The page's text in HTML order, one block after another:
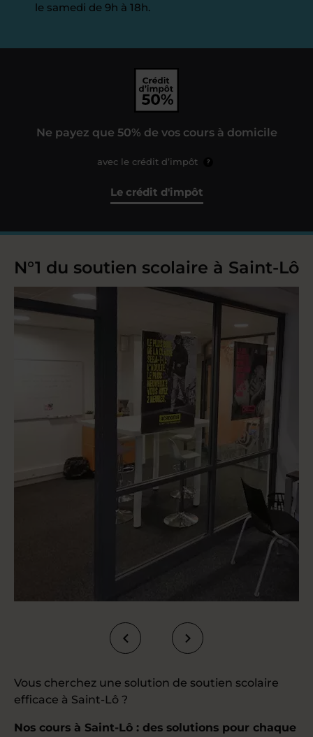
le samedi de 9h à 18h.
Ne payez que 50% de vos cours à domicile
avec le crédit d’impôt ?
Le crédit d'impôt
N°1 du soutien scolaire à Saint-Lô
Vous cherchez une solution de soutien scolaire
efficace à Saint-Lô ?
Nos cours à Saint-Lô : des solutions pour chaque